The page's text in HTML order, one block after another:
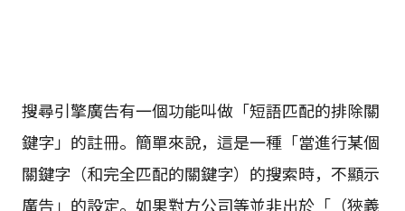
搜尋引擎廣告有一個功能叫做「短語匹配的排除關
鍵字」的註冊。簡單來說，這是一種「當進行某個
關鍵字（和完全匹配的關鍵字）的搜索時，不顯示
廣告」的設定。如果對方公司等並非出於「（狹義